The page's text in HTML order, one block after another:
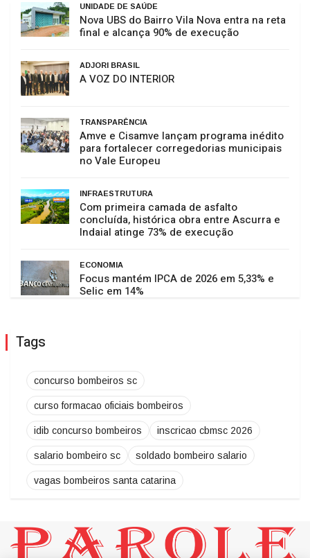
UNIDADE DE SAÚDE
Nova UBS do Bairro Vila Nova entra na reta
final e alcança 90% de execução
ADJORI BRASIL
A VOZ DO INTERIOR
TRANSPARÊNCIA
Amve e Cisamve lançam programa inédito
para fortalecer corregedorias municipais
no Vale Europeu
INFRAESTRUTURA
Com primeira camada de asfalto
concluída, histórica obra entre Ascurra e
Indaial atinge 73% de execução
ECONOMIA
Focus mantém IPCA de 2026 em 5,33% e
Selic em 14%
Tags
concurso bombeiros sc
curso formacao oficiais bombeiros
idib concurso bombeiros inscricao cbmsc 2026
salario bombeiro sc soldado bombeiro salario
vagas bombeiros santa catarina